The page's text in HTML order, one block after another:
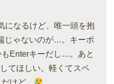
になるけど、唯一頭を抱
じゃないのが…。キーボ
Enterキーだし…。あと
てほしい。軽くてスペ
だけど…